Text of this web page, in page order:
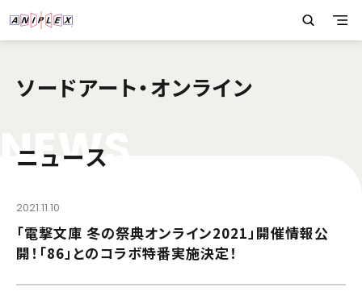
ソードアート・オンライン
NEWS
ニュース
2021.11.10
「電撃⽂庫 冬の祭典オンライン2021」開催情報公
開！「86」とのコラボ特番実施決定！